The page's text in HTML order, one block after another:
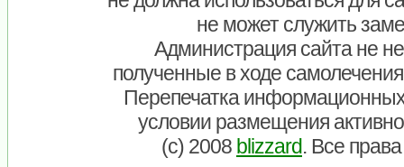
не может служить
Администрация сайта не
полученные в ходе
Перепечатка
условии размещения
(c) 2008 blizzard. Все